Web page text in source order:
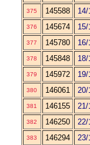
375 145588 14/
376 145674 15/
377 145780 16/
378 145848 18/
379 145972 19/
380 146061 20/
381 146155 21/
382 146250 22/
383 146294 23/